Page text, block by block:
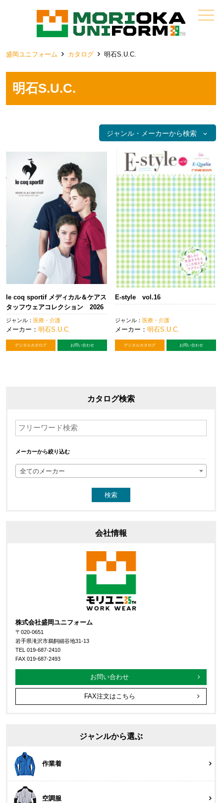
メニュー
盛岡ユニフォーム カタログ 明石S.U.C.
明石S.U.C.
ジャンル・メーカーから検索
le coq sportif メディカル＆ケアス
タッフウェアコレクション 2026
ジャンル： 医療・介護
メーカー： 明石S.U.C.
デジタルカタログ お問い合わせ
E-style vol.16
ジャンル： 医療・介護
メーカー：明石S.U.C.
デジタルカタログ お問い合わせ
カタログ検索
メーカーから絞り込む
全てのメーカー
会社情報
株式会社盛岡ユニフォーム
〒020-0651
岩手県滝沢市鵜飼細谷地31-13
TEL 019-687-2410
FAX 019-687-2493
お問い合わせ
FAX注文はこちら
ジャンルから選ぶ
作業着
空調服